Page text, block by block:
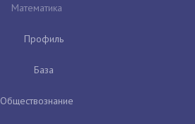
Математика
Профиль
База
Обществознание